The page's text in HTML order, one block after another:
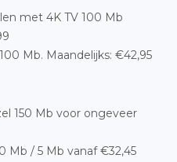
met 4K TV 100 Mb
Mb. Maandelijks: €42,95
150 Mb voor ongeveer
Mb / 5 Mb vanaf €32,45